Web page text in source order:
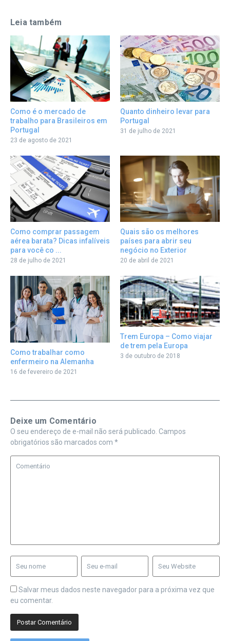
Leia também
Como é o mercado de
trabalho para Brasileiros em
Portugal
23 de agosto de 2021
Quanto dinheiro levar para
Portugal
31 de julho de 2021
Como comprar passagem
aérea barata? Dicas infalíveis
para você co ...
28 de julho de 2021
Quais são os melhores
países para abrir seu
negócio no Exterior
20 de abril de 2021
Como trabalhar como
enfermeiro na Alemanha
16 de fevereiro de 2021
Trem Europa – Como viajar
de trem pela Europa
3 de outubro de 2018
Deixe um Comentário
O seu endereço de e-mail não será publicado. Campos
obrigatórios são marcados com *
Salvar meus dados neste navegador para a próxima vez que
eu comentar.